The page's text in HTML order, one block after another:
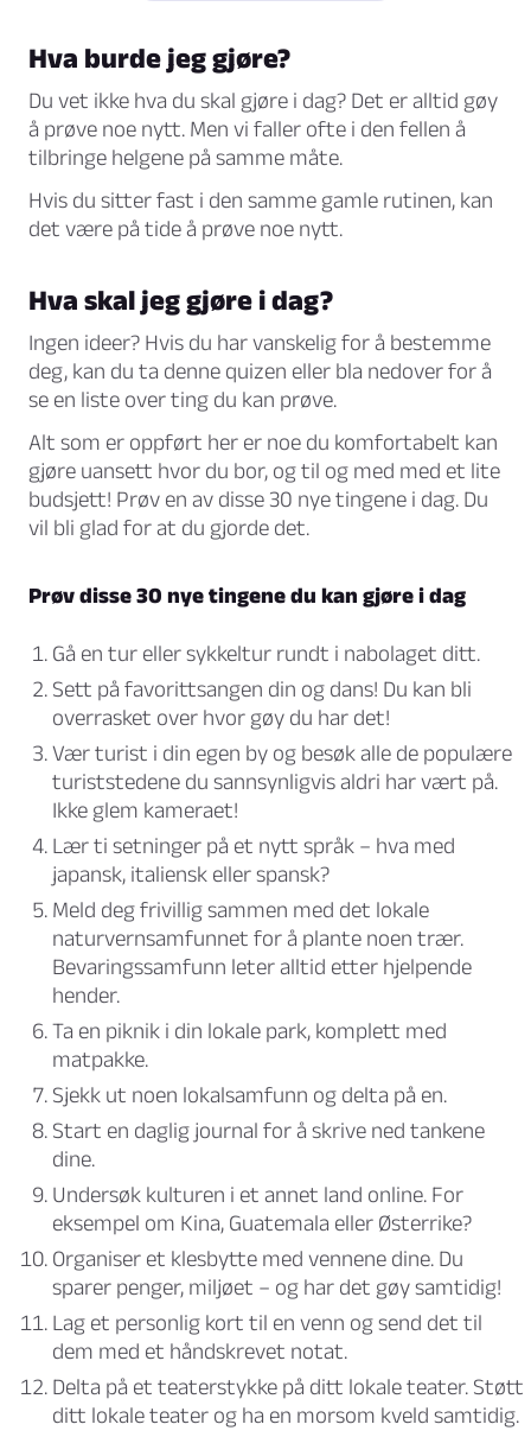
Hva burde jeg gjøre?
Du vet ikke hva du skal gjøre i dag? Det er alltid gøy
å prøve noe nytt. Men vi faller ofte i den fellen å
tilbringe helgene på samme måte.
Hvis du sitter fast i den samme gamle rutinen, kan
det være på tide å prøve noe nytt.
Hva skal jeg gjøre i dag?
Ingen ideer? Hvis du har vanskelig for å bestemme
deg, kan du ta denne quizen eller bla nedover for å
se en liste over ting du kan prøve.
Alt som er oppført her er noe du komfortabelt kan
gjøre uansett hvor du bor, og til og med med et lite
budsjett! Prøv en av disse 30 nye tingene i dag. Du
vil bli glad for at du gjorde det.
Prøv disse 30 nye tingene du kan gjøre i dag
Gå en tur eller sykkeltur rundt i nabolaget ditt.
Sett på favorittsangen din og dans! Du kan bli
overrasket over hvor gøy du har det!
Vær turist i din egen by og besøk alle de populære
turiststedene du sannsynligvis aldri har vært på.
Ikke glem kameraet!
Lær ti setninger på et nytt språk – hva med
japansk, italiensk eller spansk?
Meld deg frivillig sammen med det lokale
naturvernsamfunnet for å plante noen trær.
Bevaringssamfunn leter alltid etter hjelpende
hender.
Ta en piknik i din lokale park, komplett med
matpakke.
Sjekk ut noen lokalsamfunn og delta på en.
Start en daglig journal for å skrive ned tankene
dine.
Undersøk kulturen i et annet land online. For
eksempel om Kina, Guatemala eller Østerrike?
Organiser et klesbytte med vennene dine. Du
sparer penger, miljøet – og har det gøy samtidig!
Lag et personlig kort til en venn og send det til
dem med et håndskrevet notat.
Delta på et teaterstykke på ditt lokale teater. Støtt
ditt lokale teater og ha en morsom kveld samtidig.